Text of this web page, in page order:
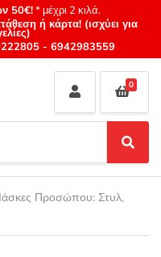
50€!* μέχρι 2 κιλά.
ή κάρτα! (ισχύει για
- 6942983559
S
e
a
0
Προσώπου: Στυλ,